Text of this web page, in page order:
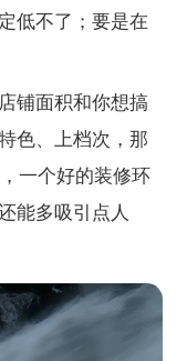
低不了；要是在
铺面积和你想搞
色、上档次，那
一个好的装修环
能多吸引点人